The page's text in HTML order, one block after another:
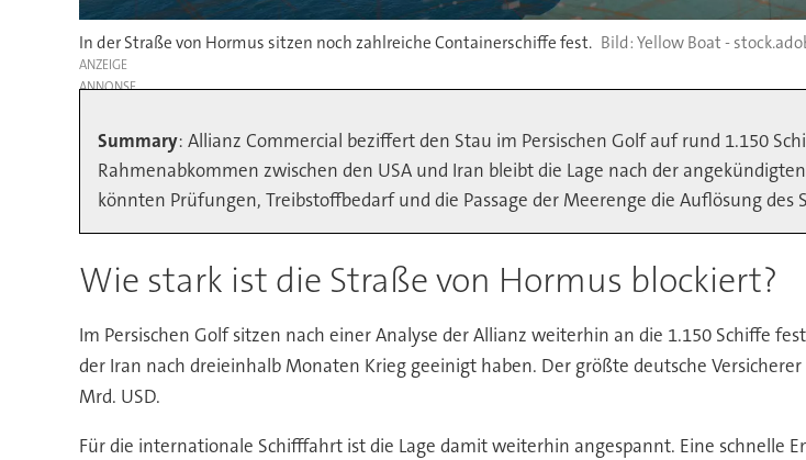
In der Straße von Hormus sitzen noch zahlreiche Containerschiffe fest. Yellow Boat -
ANZEIGE
Summary: Allianz Commercial beziffert den Stau im Persischen Golf auf rund 1.150
Rahmenabkommen zwischen den USA und Iran bleibt die Lage nach der
könnten Prüfungen, Treibstoffbedarf und die Passage der Meerenge die Auflösung des
Wie stark ist die Straße von Hormus blockiert?
Im Persischen Golf sitzen nach einer Analyse der Allianz weiterhin an die 1.150 Schiffe
der Iran nach dreieinhalb Monaten Krieg geeinigt haben. Der größte deutsche
Mrd. USD.
Für die internationale Schifffahrt ist die Lage damit weiterhin angespannt. Eine schnelle